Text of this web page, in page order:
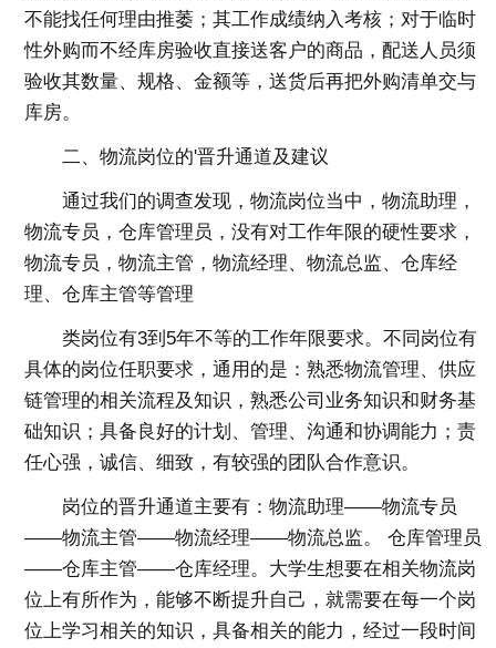
不能找任何理由推萎；其工作成绩纳入考核；对于临时
性外购而不经库房验收直接送客户的商品，配送人员须
验收其数量、规格、金额等，送货后再把外购清单交与
库房。
二、物流岗位的'晋升通道及建议
通过我们的调查发现，物流岗位当中，物流助理，
物流专员，仓库管理员，没有对工作年限的硬性要求，
物流专员，物流主管，物流经理、物流总监、仓库经
理、仓库主管等管理
类岗位有3到5年不等的工作年限要求。不同岗位有
具体的岗位任职要求，通用的是：熟悉物流管理、供应
链管理的相关流程及知识，熟悉公司业务知识和财务基
础知识；具备良好的计划、管理、沟通和协调能力；责
任心强，诚信、细致，有较强的团队合作意识。
岗位的晋升通道主要有：物流助理——物流专员
——物流主管——物流经理——物流总监。 仓库管理员
——仓库主管——仓库经理。大学生想要在相关物流岗
位上有所作为，能够不断提升自己，就需要在每一个岗
位上学习相关的知识，具备相关的能力，经过一段时间